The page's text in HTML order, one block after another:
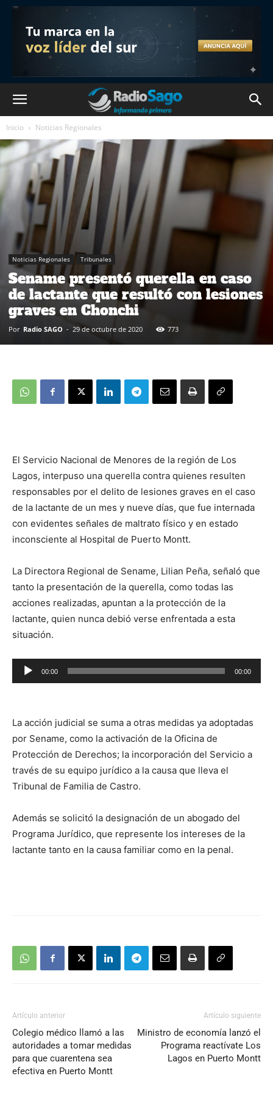
Inicio Noticias Regionales
Noticias Regionales Tribunales
Sename presentó querella en caso
de lactante que resultó con lesiones
graves en Chonchi
Por Radio SAGO - 29 de octubre de 2020 773
El Servicio Nacional de Menores de la región de Los
Lagos, interpuso una querella contra quienes resulten
responsables por el delito de lesiones graves en el caso
de la lactante de un mes y nueve días, que fue internada
con evidentes señales de maltrato físico y en estado
inconsciente al Hospital de Puerto Montt.
La Directora Regional de Sename, Lilian Peña, señaló que
tanto la presentación de la querella, como todas las
acciones realizadas, apuntan a la protección de la
lactante, quien nunca debió verse enfrentada a esta
situación.
Reproductor
de
00:00 00:00
La acción judicial se suma a otras medidas ya adoptadas
por Sename, como la activación de la Oficina de
Protección de Derechos; la incorporación del Servicio a
través de su equipo jurídico a la causa que lleva el
Tribunal de Familia de Castro.
Además se solicitó la designación de un abogado del
Programa Jurídico, que represente los intereses de la
lactante tanto en la causa familiar como en la penal.
Artículo anterior
Colegio médico llamó a las
autoridades a tomar medidas
para que cuarentena sea
efectiva en Puerto Montt
Artículo siguiente
Ministro de economía lanzó el
Programa reactívate Los
Lagos en Puerto Montt